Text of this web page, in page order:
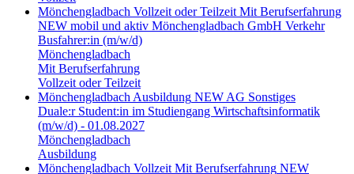
Mönchengladbach Vollzeit oder Teilzeit Mit Berufserfahrung
NEW mobil und aktiv Mönchengladbach GmbH Verkehr
Busfahrer:in (m/w/d)
Mönchengladbach
Mit Berufserfahrung
Vollzeit oder Teilzeit
Mönchengladbach Ausbildung NEW AG Sonstiges
Duale:r Student:in im Studiengang Wirtschaftsinformatik
(m/w/d) - 01.08.2027
Mönchengladbach
Ausbildung
Mönchengladbach Vollzeit Mit Berufserfahrung NEW